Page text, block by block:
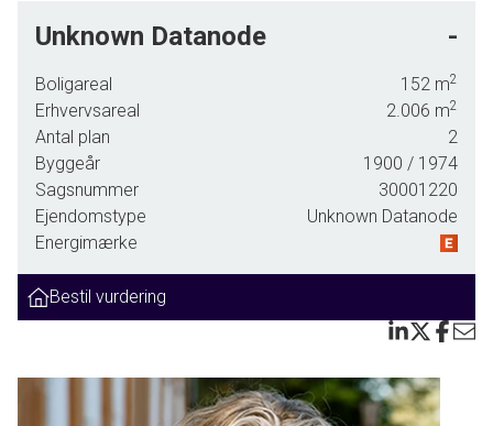
super hestefaciliteter og mulighed for at bo i smukke omgivelser tæt på byliv,
Her får du ridehus med et indvendigt mål på 20 x 40, spejle, en fiberbund og
vandingsanlæg. På siden af ridehuset er der lavet hestestald med et rigtig
godt indeklima og plads til 10 hestebokse, vandspiltov og saddelrum. Fra
hestestalden er der direkte adgang til ridehuset samt udgang til gode
græsfolde og sygefold samt mulighed for at lave wrap / hø på de øvrige
I ældre driftsbygning er der indrettet yderligere en hestestald med 6
stråfodder med nem adgang med maskiner via to rulleporte samt fin
De omfattende hestefaciliteter giver gode træningsmuligheder året rundt
Unknown Datanode -
Boligareal 152 m2
Erhvervsareal 2.006 m2
Antal plan
2
Byggeår
1900 / 1974
Sagsnummer
30001220
Ejendomstype
Unknown Datanode
Energimærke
Bestil vurdering